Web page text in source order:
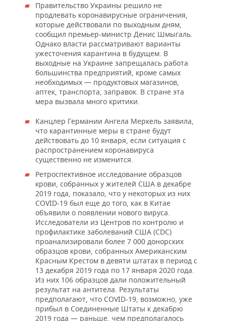
Правительство Украины решило не
продлевать коронавирусные ограничения,
которые действовали по выходным дням,
сообщил премьер-министр Денис Шмыгаль.
Однако власти рассматривают варианты
ужесточения карантина в будущем. В
выходные на Украине запрещалась работа
большинства предприятий, кроме самых
необходимых — продуктовых магазинов,
аптек, транспорта, заправок. В стране эта
мера вызвала много критики.
Канцлер Германии Ангела Меркель заявила,
что карантинные меры в стране будут
действовать до 10 января, если ситуация с
распространением коронавируса
существенно не изменится.
Ретроспективное исследование образцов
крови, собранных у жителей США в декабре
2019 года, показало, что у некоторых из них
COVID-19 был еще до того, как в Китае
объявили о появлении нового вируса.
Исследователи из Центров по контролю и
профилактике заболеваний США (CDC)
проанализировали более 7 000 донорских
образцов крови, собранных Американским
Красным Крестом в девяти штатах в период с
13 декабря 2019 года по 17 января 2020 года.
Из них 106 образцов дали положительный
результат на антитела. Результаты
предполагают, что COVID-19, возможно, уже
прибыл в Соединенные Штаты к декабрю
2019 года — раньше, чем предполагалось